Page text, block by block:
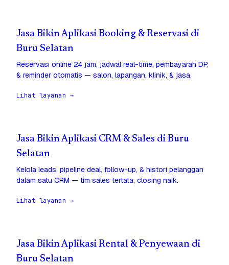
Jasa Bikin Aplikasi Booking & Reservasi di
Buru Selatan
Reservasi online 24 jam, jadwal real-time, pembayaran DP,
& reminder otomatis — salon, lapangan, klinik, & jasa.
Lihat layanan →
Jasa Bikin Aplikasi CRM & Sales di Buru
Selatan
Kelola leads, pipeline deal, follow-up, & histori pelanggan
dalam satu CRM — tim sales tertata, closing naik.
Lihat layanan →
Jasa Bikin Aplikasi Rental & Penyewaan di
Buru Selatan